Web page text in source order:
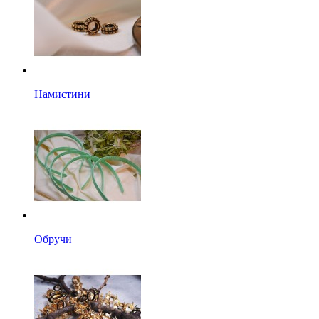
Намистини
Обручи